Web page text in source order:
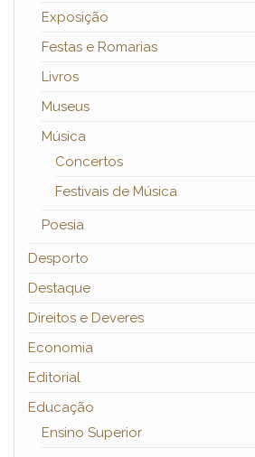
Exposição
Festas e Romarias
Livros
Museus
Música
Concertos
Festivais de Música
Poesia
Desporto
Destaque
Direitos e Deveres
Economia
Editorial
Educação
Ensino Superior